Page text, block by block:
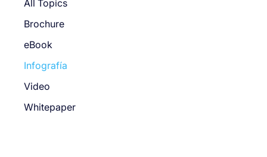
All Topics
Brochure
eBook
Infografía
Video
Whitepaper